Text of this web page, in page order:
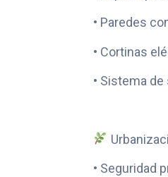
• Paredes
• Cortinas
• Sistema
• Seguridad